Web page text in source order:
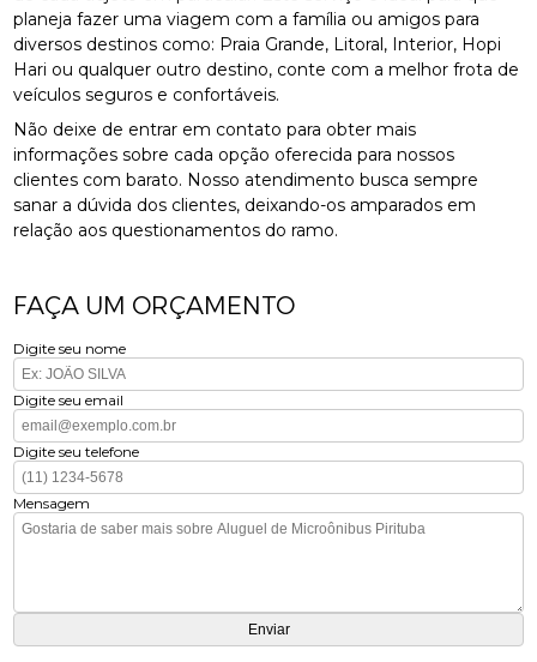
planeja fazer uma viagem com a família ou amigos para
diversos destinos como: Praia Grande, Litoral, Interior, Hopi
Hari ou qualquer outro destino, conte com a melhor frota de
veículos seguros e confortáveis.
Não deixe de entrar em contato para obter mais
informações sobre cada opção oferecida para nossos
clientes com barato. Nosso atendimento busca sempre
sanar a dúvida dos clientes, deixando-os amparados em
relação aos questionamentos do ramo.
FAÇA UM ORÇAMENTO
Digite seu nome
Digite seu email
Digite seu telefone
Mensagem